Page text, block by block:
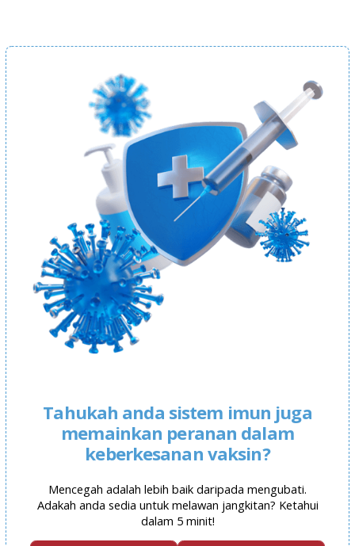
Tahukah anda sistem imun juga
memainkan peranan dalam
keberkesanan vaksin?
Mencegah adalah lebih baik daripada mengubati.
Adakah anda sedia untuk melawan jangkitan? Ketahui
dalam 5 minit!